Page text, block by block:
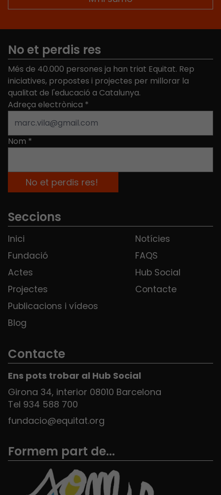
No et perdis res
Més de 40.000 persones ja han triat Equitat. Rep
iniciatives, propostes i projectes per millorar la
qualitat de l'educació a Catalunya.
Adreça electrònica *
Nom *
Seccions
Inici
Fundació
Actes
Projectes
Publicacions i vídeos
Blog
Notícies
FAQS
Hub Social
Contacte
Contacte
Ens pots trobar al Hub Social
Girona 34, interior 08010 Barcelona
Tel 934 588 700
fundacio@equitat.org
Formem part de...